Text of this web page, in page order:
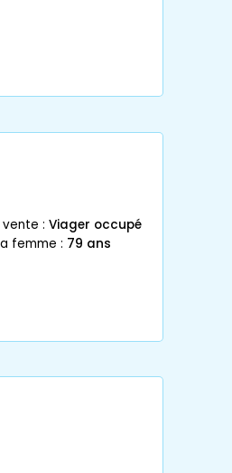
vente : Viager occupé
femme : 79 ans